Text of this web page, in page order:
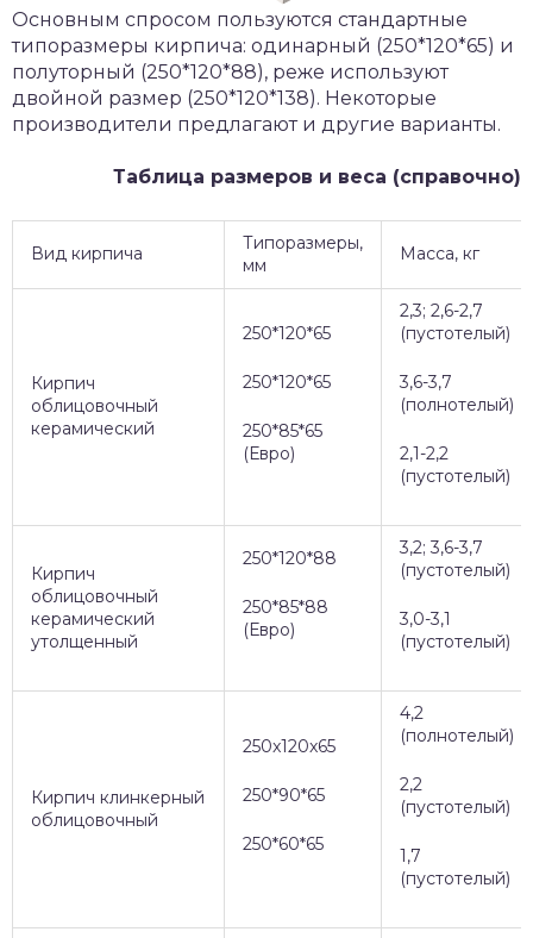
Основным спросом пользуются стандартные
типоразмеры кирпича: одинарный (250*120*65) и
полуторный (250*120*88), реже используют
двойной размер (250*120*138). Некоторые
производители предлагают и другие варианты.
Таблица размеров и веса (справочно)
Вид кирпича
Типоразмеры,
мм
Масса, кг
Кирпич
облицовочный
керамический
250*120*65
250*120*65
250*85*65
(Евро)
2,3; 2,6-2,7
(пустотелый)
3,6-3,7
(полнотелый)
2,1-2,2
(пустотелый)
Кирпич
облицовочный
керамический
утолщенный
250*120*88
250*85*88
(Евро)
3,2; 3,6-3,7
(пустотелый)
3,0-3,1
(пустотелый)
Кирпич клинкерный
облицовочный
250x120x65
250*90*65
250*60*65
4,2
(полнотелый)
2,2
(пустотелый)
1,7
(пустотелый)